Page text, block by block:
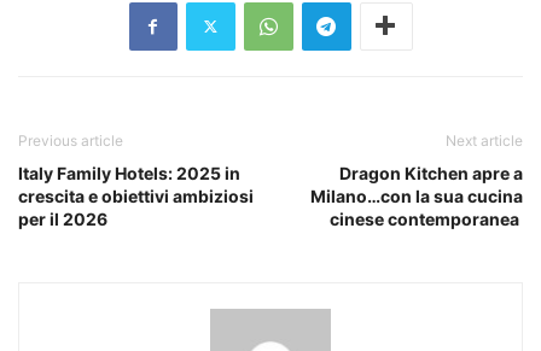
Previous article
Italy Family Hotels: 2025 in
crescita e obiettivi ambiziosi
per il 2026
Next article
Dragon Kitchen apre a
Milano…con la sua cucina
cinese contemporanea